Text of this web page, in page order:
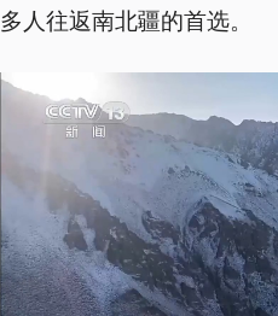
多人往返南北疆的首选。